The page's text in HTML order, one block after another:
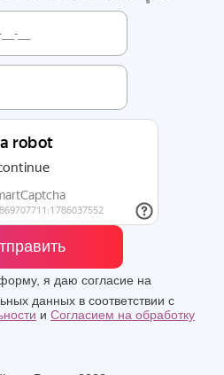
я даю согласие на
данных в соответствии с
и Согласием на обработку